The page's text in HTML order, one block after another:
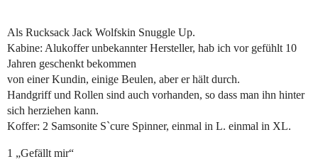
Als Rucksack Jack Wolfskin Snuggle Up.
Kabine: Alukoffer unbekannter Hersteller, hab ich vor gefühlt 10
Jahren geschenkt bekommen
von einer Kundin, einige Beulen, aber er hält durch.
Handgriff und Rollen sind auch vorhanden, so dass man ihn hinter
sich herziehen kann.
Koffer: 2 Samsonite S`cure Spinner, einmal in L. einmal in XL.
1 „Gefällt mir“